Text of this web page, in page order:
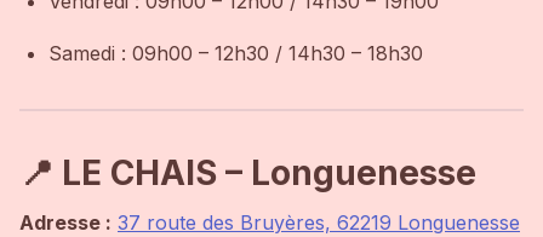
Samedi : 09h00 – 12h30 / 14h30 – 18h30
📍 LE CHAIS – Longuenesse
Adresse : 37 route des Bruyères, 62219 Longuenesse